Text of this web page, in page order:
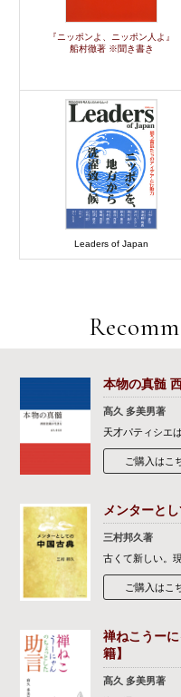
『ニッポンよ、ニッポン人よ』
船村徹著 ※聞き書き
Leaders of Japan
本物の真髄
髙久 多美男著
天才パティシエ
ご購入はこ
メンターと
三村邦久著
古くて新しい。
ご購入はこ
禅ねこうー
籍】
髙久 多美男著